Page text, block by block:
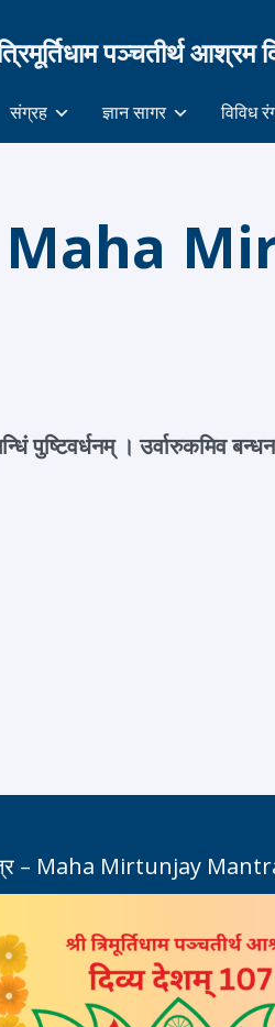
पञ्चतीर्थ आश्रम
संग्रह ज्ञान सागर विविध
– Maha
। उर्वारुकमिव
– Maha Mirtunjay